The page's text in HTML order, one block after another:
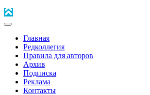
Главная
Редколлегия
Правила для авторов
Архив
Подписка
Реклама
Контакты